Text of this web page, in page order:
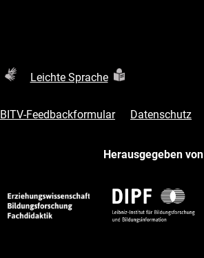
Leichte Sprache
BITV-Feedbackformular Datenschutz
Herausgegeben von